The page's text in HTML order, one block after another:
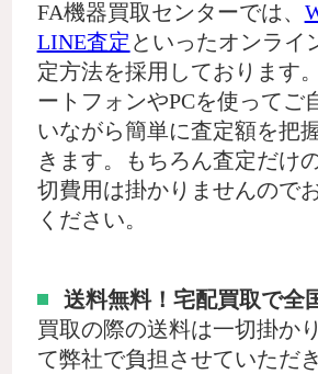
FA機器買取センターでは、
LINE査定 といったオンライ
定方法を採用しております
ートフォンやPCを使ってご
いながら簡単に査定額を把
きます。もちろん査定だけ
切費用は掛かりませんので
ください。
送料無料！宅配買取で全
買取の際の送料は一切掛か
て弊社で負担させていただ